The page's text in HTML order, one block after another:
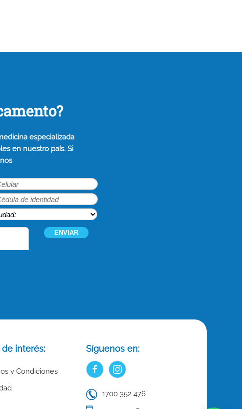
especializada
en nuestro país. Si
interés:
y Condiciones
Síguenos en:
1700 352 476